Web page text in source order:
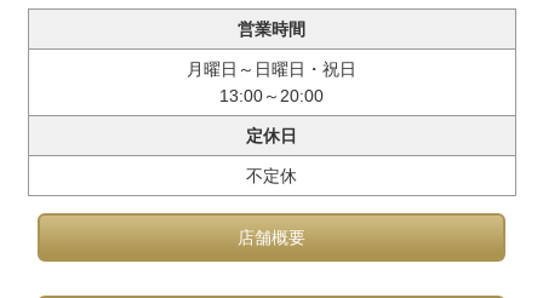
営業時間
月曜日～日曜日・祝日
13:00～20:00
定休日
不定休
店舗概要